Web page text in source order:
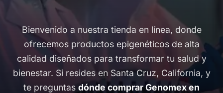
Bienvenido a nuestra tienda en línea, donde
ofrecemos productos epigenéticos de alta
calidad diseñados para transformar tu salud y
bienestar. Si resides en Santa Cruz, California, y
te preguntas dónde comprar Genomex en